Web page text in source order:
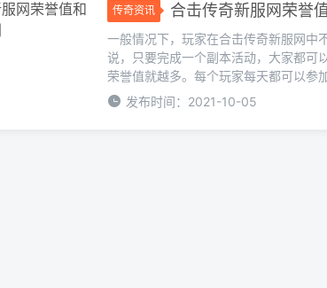
传奇资讯 合击传奇新服网荣誉
一般情况下，玩家在合击传奇新服网中
说，只要完成一个副本活动，大家都可
荣誉值就越多。每个玩家每天都可以参
发布时间：2021-10-05